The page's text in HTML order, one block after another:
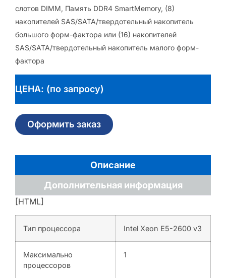
слотов DIMM, Память DDR4 SmartMemory, (8)
накопителей SAS/SATA/твердотельный накопитель
большого форм-фактора или (16) накопителей
SAS/SATA/твердотельный накопитель малого форм-
фактора
ЦЕНА: (по запросу)
Оформить заказ
Описание
Дополнительная информация
[HTML]
Тип процессора Intel Xeon E5-2600 v3
Максимально
процессоров
1